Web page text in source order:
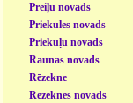
Preiļu novads
Priekules novads
Priekuļu novads
Raunas novads
Rēzekne
Rēzeknes novads